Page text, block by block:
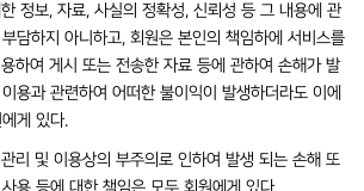
정보, 자료, 사실의 정확성, 신뢰성 등 그 내용에 관
담하지 아니하고, 회원은 본인의 책임하에 서비스를
하여 게시 또는 전송한 자료 등에 관하여 손해가 발
용과 관련하여 어떠한 불이익이 발생하더라도 이에
게 있다.
리 및 이용상의 부주의로 인하여 발생 되는 손해 또